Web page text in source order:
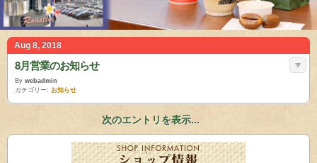
Aug 8, 2018
8月営業のお知らせ
By webadmin
カテゴリー: お知らせ
次のエントリを表示...